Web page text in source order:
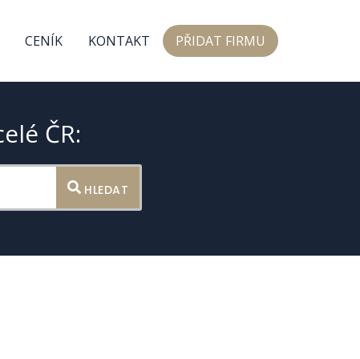
CENÍK KONTAKT PŘIDAT FIRMU
ČR:
HLEDAT